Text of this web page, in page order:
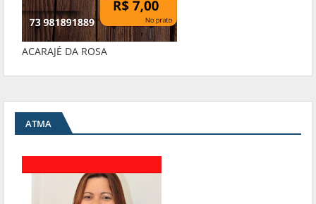
ACARAJÉ DA ROSA
ATMA